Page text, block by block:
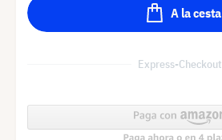
A la cesta
Express-Checkout